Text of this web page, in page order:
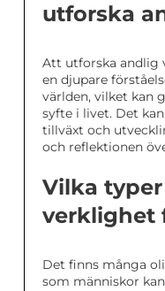
utforska
Att utforska andlig
en djupare
världen, vilket kan
syfte i livet. Det
tillväxt och
och reflektionen
Vilka
verklighet
Det finns många
som människor